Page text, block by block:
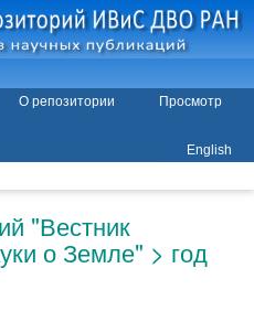
О репозитории
Просмотр
English
"Вестник
о Земле" > год